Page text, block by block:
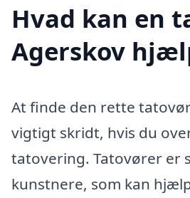
Hvad kan en
Agerskov
At finde den rette
vigtigt skridt, hvis du
tatovering. Tatovører er
kunstnere, som kan